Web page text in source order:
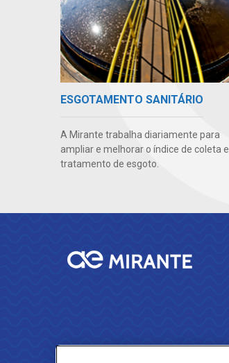
ESGOTAMENTO SANITÁRIO
A Mirante trabalha diariamente para
ampliar e melhorar o índice de coleta e
tratamento de esgoto.